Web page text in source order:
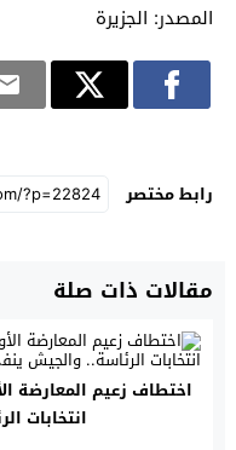
المصدر: الجزيرة
رابط مختصر
مقالات ذات صلة
اختطاف زعيم المعارضة
انتخابات